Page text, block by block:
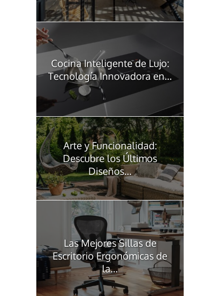
Cocina Inteligente de Lujo:
Tecnología Innovadora en...
Arte y Funcionalidad:
Descubre los Últimos
Diseños...
Las Mejores Sillas de
Escritorio Ergonómicas de
la...